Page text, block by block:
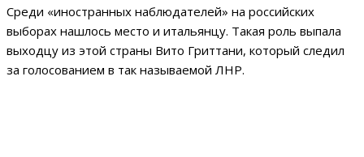
Среди «иностранных наблюдателей» на российских
выборах нашлось место и итальянцу. Такая роль выпала
выходцу из этой страны Вито Гриттани, который следил
за голосованием в так называемой ЛНР.